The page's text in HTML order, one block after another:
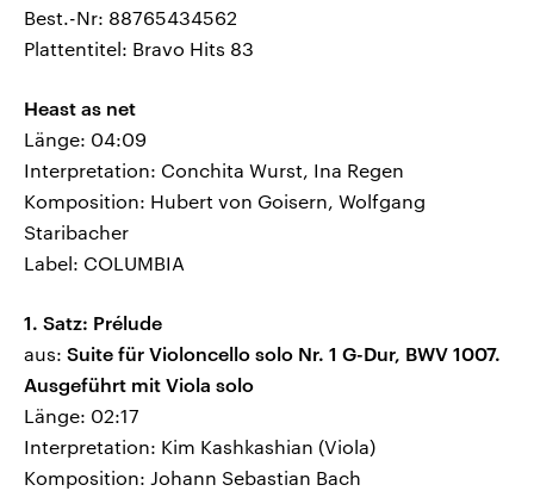
Best.-Nr: 88765434562
Plattentitel: Bravo Hits 83
Heast as net
Länge: 04:09
Interpretation: Conchita Wurst, Ina Regen
Komposition: Hubert von Goisern, Wolfgang
Staribacher
Label: COLUMBIA
1. Satz: Prélude
aus: Suite für Violoncello solo Nr. 1 G-Dur, BWV 1007.
Ausgeführt mit Viola solo
Länge: 02:17
Interpretation: Kim Kashkashian (Viola)
Komposition: Johann Sebastian Bach